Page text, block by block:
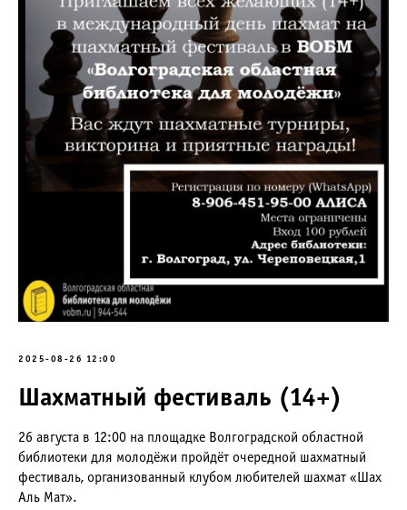
2025-08-26 12:00
Шахматный фестиваль (14+)
26 августа в 12:00 на площадке Волгоградской областной
библиотеки для молодёжи пройдёт очередной шахматный
фестиваль, организованный клубом любителей шахмат «Шах
Аль Мат».